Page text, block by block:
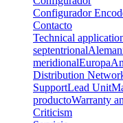
Configurador
Contacto
Technical
septentrional
meridionalEuropa
Distribution
SupportLead Unit
productoWarranty
Criticism